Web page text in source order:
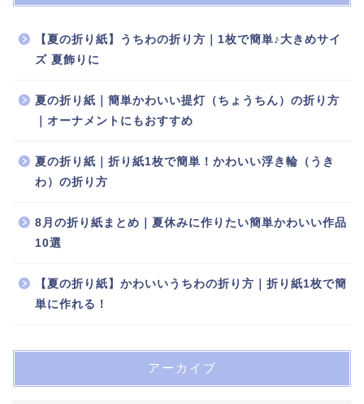
【夏の折り紙】うちわの折り方｜1枚で簡単♪大きめサイ
ズ 夏飾りに
夏の折り紙｜簡単かわいい提灯（ちょうちん）の折り方
｜オーナメントにもおすすめ
夏の折り紙｜折り紙1枚で簡単！かわいい浮き輪（うき
わ）の折り方
8月の折り紙まとめ｜夏休みに作りたい簡単かわいい作品
10選
【夏の折り紙】かわいいうちわの折り方｜折り紙1枚で簡
単に作れる！
アーカイブ